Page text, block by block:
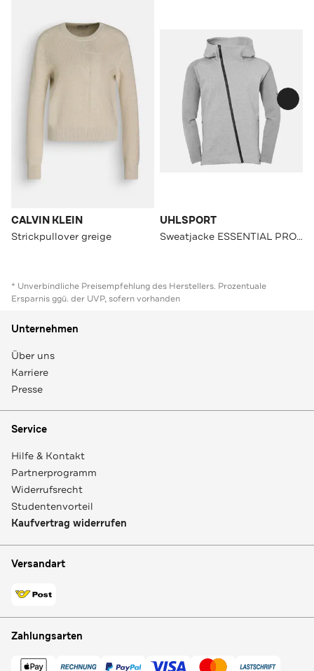
CALVIN KLEIN
Strickpullover greige
UHLSPORT
Sweatjacke ESSENTIAL PRO dark grau melange
* Unverbindliche Preisempfehlung des Herstellers. Prozentuale
Ersparnis ggü. der UVP, sofern vorhanden
Unternehmen
Über uns
Karriere
Presse
Service
Hilfe & Kontakt
Partnerprogramm
Widerrufsrecht
Studentenvorteil
Kaufvertrag widerrufen
Versandart
Zahlungsarten